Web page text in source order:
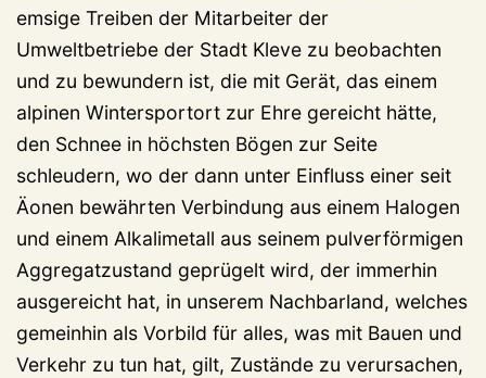
emsige Treiben der Mitarbeiter der
Umweltbetriebe der Stadt Kleve zu beobachten
und zu bewundern ist, die mit Gerät, das einem
alpinen Wintersportort zur Ehre gereicht hätte,
den Schnee in höchsten Bögen zur Seite
schleudern, wo der dann unter Einfluss einer seit
Äonen bewährten Verbindung aus einem Halogen
und einem Alkalimetall aus seinem pulverförmigen
Aggregatzustand geprügelt wird, der immerhin
ausgereicht hat, in unserem Nachbarland, welches
gemeinhin als Vorbild für alles, was mit Bauen und
Verkehr zu tun hat, gilt, Zustände zu verursachen,